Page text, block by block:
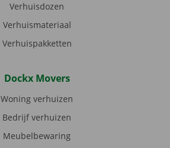
Verhuisdozen
Verhuismateriaal
Verhuispakketten
Dockx Movers
Woning verhuizen
Bedrijf verhuizen
Meubelbewaring